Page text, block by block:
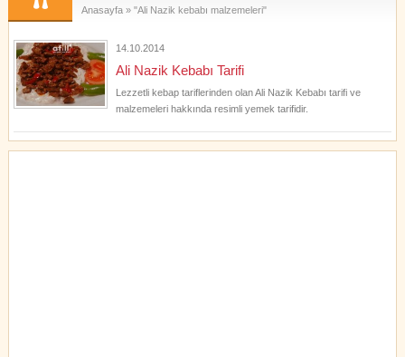
Anasayfa» "Ali Nazik kebabı malzemeleri"
14.10.2014
Ali Nazik Kebabı Tarifi
Lezzetli kebap tariflerinden olan Ali Nazik Kebabı tarifi ve
malzemeleri hakkında resimli yemek tarifidir.